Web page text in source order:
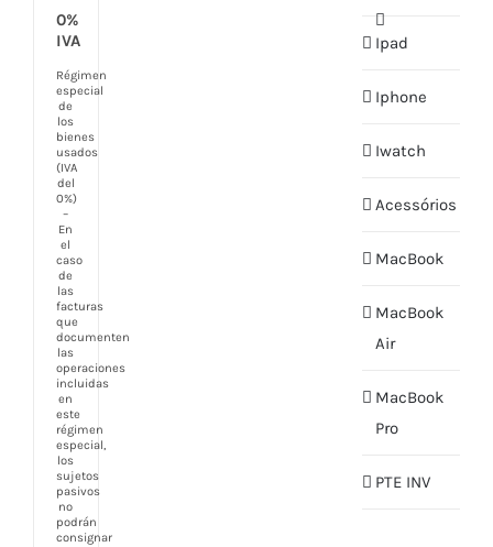
0%
IVA
Régimen
especial
de
los
bienes
usados
(IVA
del
0%)
–
En
el
caso
de
las
facturas
que
documenten
las
operaciones
incluidas
en
este
régimen
especial,
los
sujetos
pasivos
no
podrán
consignar
Ipad
Iphone
Iwatch
Acessórios
MacBook
MacBook
Air
MacBook
Pro
PTE INV